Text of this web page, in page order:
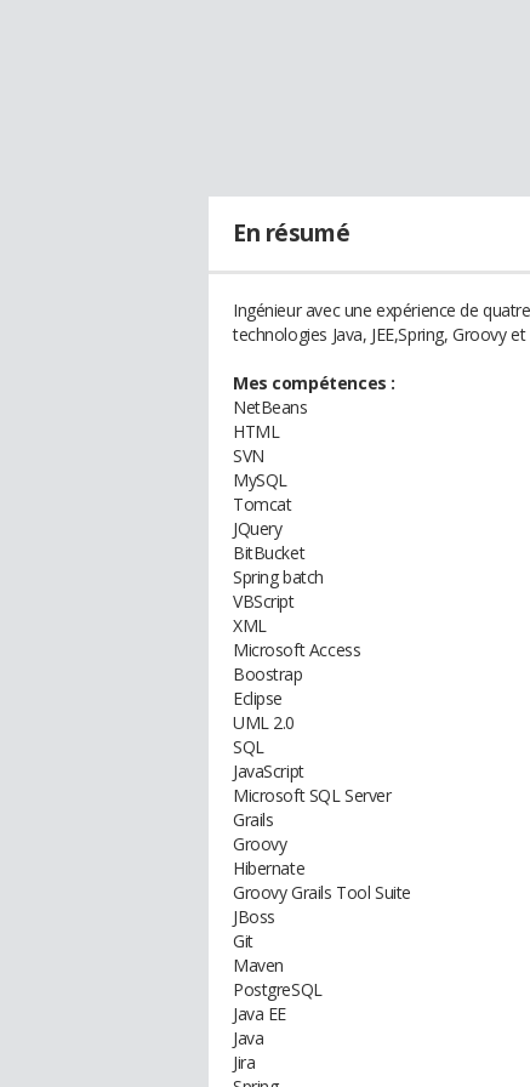
En résumé
Ingénieur avec une expérience de
technologies Java, JEE,Spring, Groovy et
Mes compétences :
NetBeans
HTML
SVN
MySQL
Tomcat
JQuery
BitBucket
Spring batch
VBScript
XML
Microsoft Access
Boostrap
Eclipse
UML 2.0
SQL
JavaScript
Microsoft SQL Server
Grails
Groovy
Hibernate
Groovy Grails Tool Suite
JBoss
Git
Maven
PostgreSQL
Java EE
Java
Jira